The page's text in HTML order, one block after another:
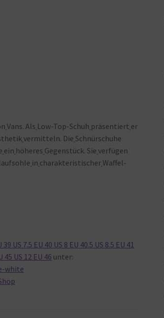
Vans. Als Low-Top-Schuh präsentiert er
vermitteln. Die Schnürschuhe
ein höheres Gegenstück. Sie verfügen
in charakteristischer Waffel-
US 7.5 EU 40 US 8 EU 40.5 US 8.5 EU 41
45 US 12 EU 46 unter:
white